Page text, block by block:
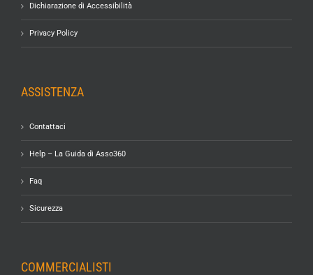
Dichiarazione di Accessibilità
Privacy Policy
ASSISTENZA
Contattaci
Help – La Guida di Asso360
Faq
Sicurezza
COMMERCIALISTI